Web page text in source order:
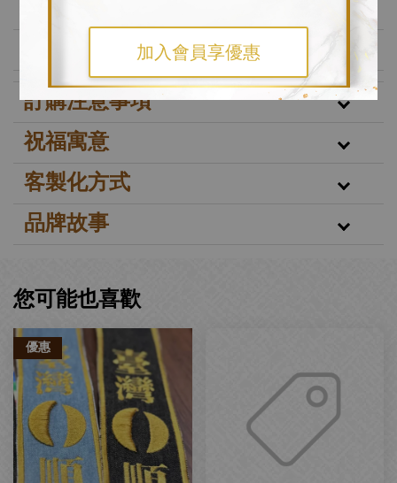
加入會員享優惠
📌 聯絡與訂購
訂購注意事項
祝福寓意
客製化方式
品牌故事
您可能也喜歡
優惠